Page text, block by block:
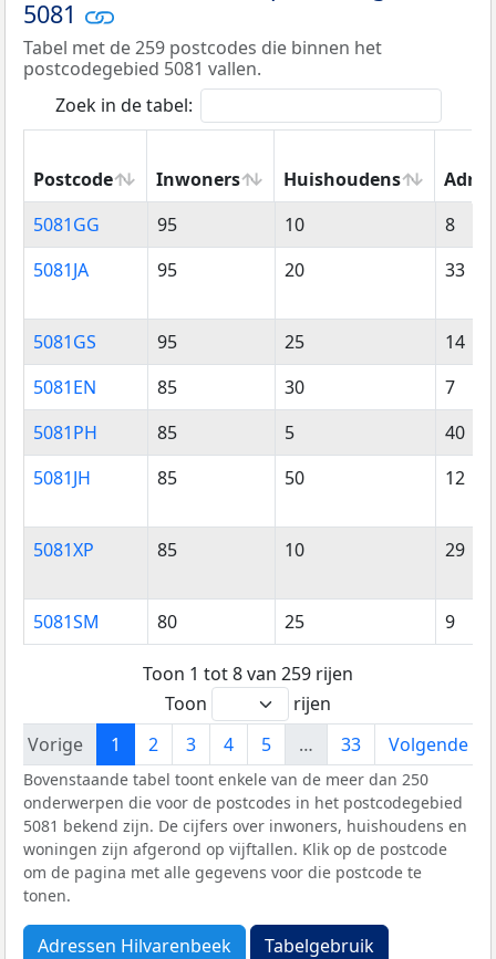
5081
Tabel met de 259 postcodes die binnen het
postcodegebied 5081 vallen.
Zoek in de tabel:
Postcode Inwoners Huishoudens
Postcode
Inwoners Huishoudens
5081GG 95 10
8
5081JA
95 20 33
5081GS 95 25
14
5081EN
85 30
7
5081PH
85 5
40
5081JH
85 50 12
5081XP 85 10 29
5081SM 80 25 9
Toon 1 tot 8 van 259 rijen
Toon
rijen
Vorige
1 2 3 4 5 … 33 Volgende
Bovenstaande tabel toont enkele van de meer dan 250
onderwerpen die voor de postcodes in het postcodegebied
5081 bekend zijn. De cijfers over inwoners, huishoudens en
woningen zijn afgerond op vijftallen. Klik op de postcode
om de pagina met alle gegevens voor die postcode te
tonen.
Adressen Hilvarenbeek Tabelgebruik